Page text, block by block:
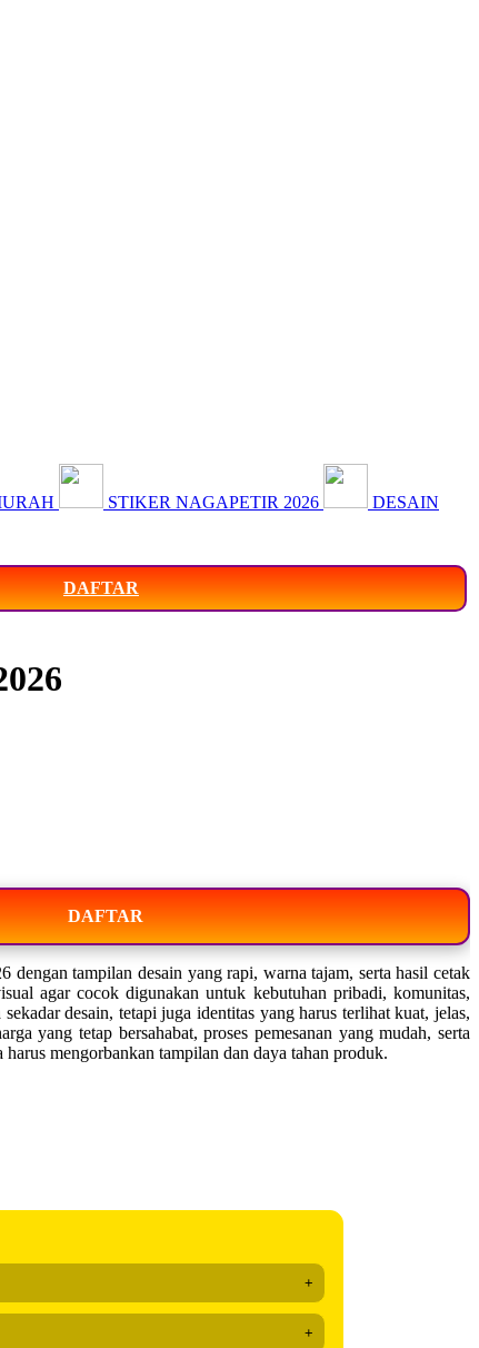
STIKER NAGAPETIR 2026 DESAIN
DAFTAR
DAFTAR
tampilan desain yang rapi, warna tajam, serta hasil cetak
agar cocok digunakan untuk kebutuhan pribadi, komunitas,
desain, tetapi juga identitas yang harus terlihat kuat, jelas,
yang tetap bersahabat, proses pemesanan yang mudah, serta
mengorbankan tampilan dan daya tahan produk.
+
+